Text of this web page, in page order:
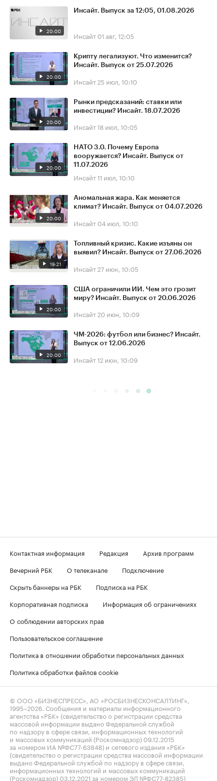
20:00
Инсайт. Выпуск за 12:05, 01.08.2026
Инсайт 01 авг, 12:05
20:00
Крипту легализуют. Что изменится?
Инсайт. Выпуск от 25.07.2026
Инсайт 25 июл, 10:10
20:00
Рынки предсказаний: ставки или
инвестиции? Инсайт. 18.07.2026
Инсайт18 июл, 10:05
20:00
НАТО 3.0. Почему Европа
вооружается? Инсайт. Выпуск от
11.07.2026
Инсайт11 июл, 10:10
20:00
Аномальная жара. Как меняется
климат? Инсайт. Выпуск от 04.07.2026
Инсайт 04 июл, 10:10
19:21
Топливный кризис. Какие изъяны он
выявил? Инсайт. Выпуск от 27.06.2026
Инсайт 27 июн, 10:05
20:00
США ограничили ИИ. Чем это грозит
миру? Инсайт. Выпуск от 20.06.2026
Инсайт 20 июн, 10:09
20:00
ЧМ-2026: футбол или бизнес? Инсайт.
Выпуск от 12.06.2026
Инсайт12 июн, 10:09
Контактная информация Редакция
Архив программ
Вечерний РБК
О телеканале
Подключение
Скрыть баннеры на РБК
Подписка на РБК
Корпоративная подписка
Информация об ограничениях
О соблюдении авторских прав
Пользовательское соглашение
Политика в отношении обработки персональных данных
Политика обработки файлов cookie
© ООО «БИЗНЕСПРЕСС», АО «РОСБИЗНЕСКОНСАЛТИНГ»,
1995–2026. Сообщения и материалы информационного
агентства «РБК» (свидетельство о регистрации средства
массовой информации выдано Федеральной службой
по надзору в сфере связи, информационных технологий
и массовых коммуникаций (Роскомнадзор) 09.12.2015
за номером ИА №ФС77-63848) и сетевого издания «РБК»
(свидетельство о регистрации средства массовой информации
выдано Федеральной службой по надзору в сфере связи,
информационных технологий и массовых коммуникаций
(Роскомнадзор) 03.12.2021 за номером ЭЛ №ФС77-82385)